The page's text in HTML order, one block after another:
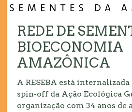
REDE DE
BIOECONOMIA
AMAZÔNICA
A RESEBA está
spin-off da Ação Ecológica
organização com 34 anos de